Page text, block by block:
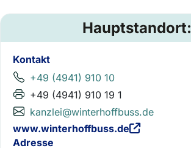
Hauptstandort:
Kontakt
+49 (4941) 910 10
+49 (4941) 910 19 1
kanzlei@winterhoffbuss.de
www.winterhoffbuss.de
Adresse